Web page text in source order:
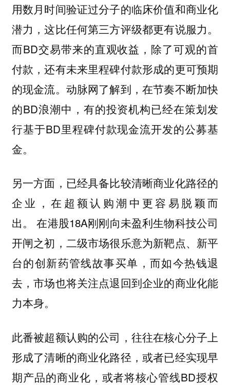
用数月时间验证过分子的临床价值和商业化
潜力，这比任何第三方评级都更有说服力。
而BD交易带来的直观收益，除了可观的首
付款，还有未来里程碑付款形成的更可预期
的现金流。动脉网了解到，在节奏不断加快
的BD浪潮中，有的投资机构已经在策划发
行基于BD里程碑付款现金流开发的公募基
金。
另一方面，已经具备比较清晰商业化路径的
企业，在超额认购潮中更容易脱颖而
出。
在港股18A刚刚向未盈利生物科技公司
开闸之初，二级市场很乐意为新靶点、新平
台的创新药管线故事买单，而如今热钱退
去，市场也将关注点退回到企业的商业化能
力本身。
此番被超额认购的公司，往往在核心分子上
形成了清晰的商业化路径，或者已经实现早
期产品的商业化，或者将核心管线BD授权